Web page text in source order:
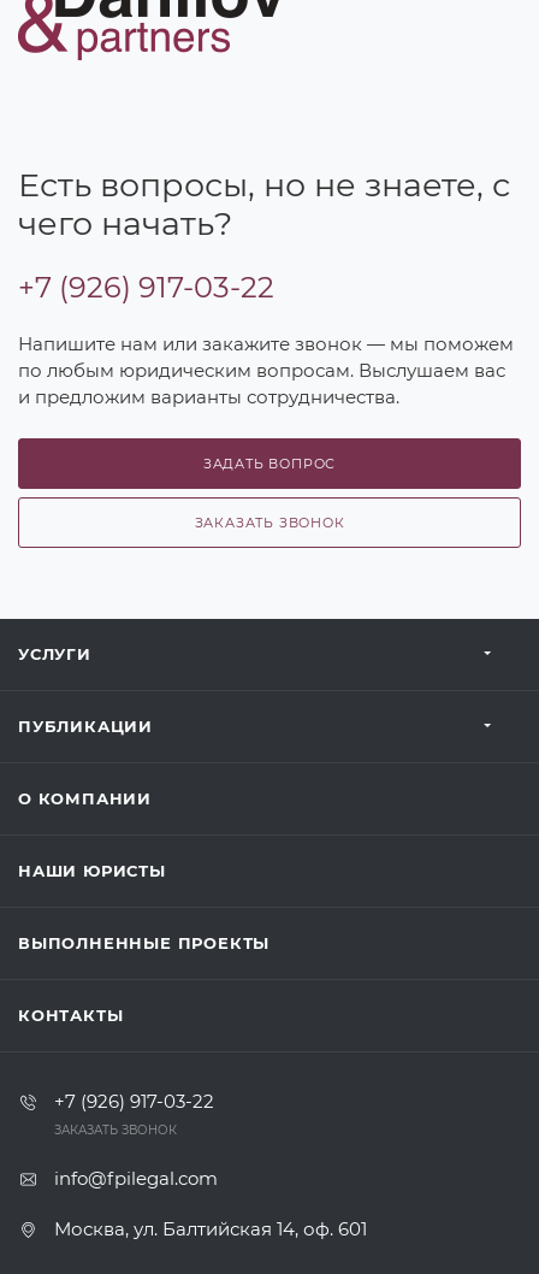
Есть вопросы, но не знаете, с
чего начать?
+7 (926) 917-03-22
Напишите нам или закажите звонок — мы поможем
по любым юридическим вопросам. Выслушаем вас
и предложим варианты сотрудничества.
ЗАДАТЬ ВОПРОС
ЗАКАЗАТЬ ЗВОНОК
УСЛУГИ
ПУБЛИКАЦИИ
О КОМПАНИИ
НАШИ ЮРИСТЫ
ВЫПОЛНЕННЫЕ ПРОЕКТЫ
КОНТАКТЫ
+7 (926) 917-03-22
ЗАКАЗАТЬ ЗВОНОК
info@fpilegal.com
Москва, ул. Балтийская 14, оф. 601